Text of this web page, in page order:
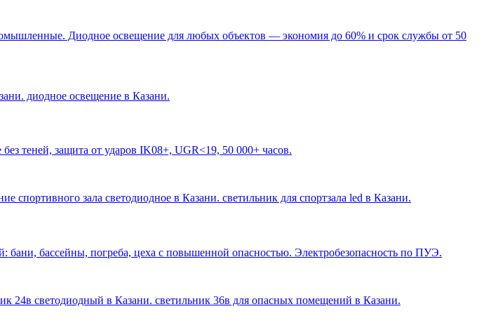
Диодное освещение для любых объектов — экономия до 60% и срок службы от 50
диодное освещение в Казани.
теней, защита от ударов IK08+, UGR<19, 50 000+ часов.
спортивного зала светодиодное в Казани. светильник для спортзала led в Казани.
бассейны, погреба, цеха с повышенной опасностью. Электробезопасность по ПУЭ.
24в светодиодный в Казани. светильник 36в для опасных помещений в Казани.